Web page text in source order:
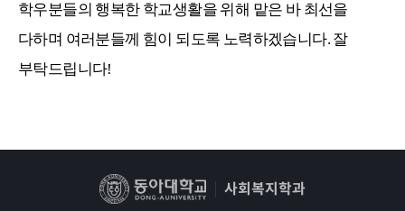
학우분들의 행복한 학교생활을 위해 맡은 바 최선을
다하며 여러분들께 힘이 되도록 노력하겠습니다. 잘
부탁드립니다!
사회복지학과